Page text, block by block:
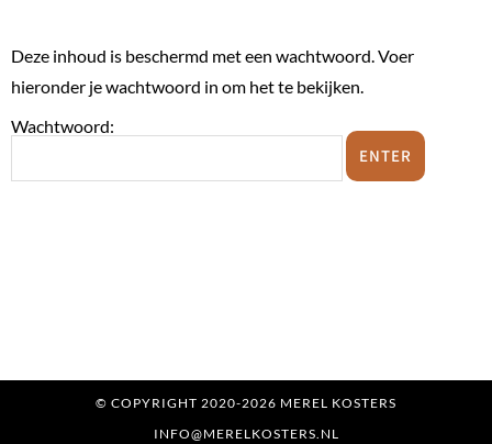
Deze inhoud is beschermd met een wachtwoord. Voer
hieronder je wachtwoord in om het te bekijken.
Wachtwoord:
© COPYRIGHT 2020-2026 MEREL KOSTERS
INFO@MERELKOSTERS.NL